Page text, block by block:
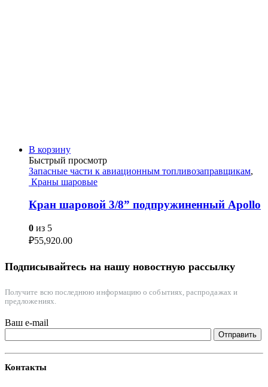
В корзину
Быстрый просмотр
Запасные части к авиационным топливозаправщикам,
Краны шаровые
Кран шаровой 3/8” подпружиненный Apollo
0 из 5
₽55,920.00
Подписывайтесь на нашу новостную рассылку
Получите всю последнюю информацию о событиях, распродажах и
предложениях.
Ваш e-mail
Контакты